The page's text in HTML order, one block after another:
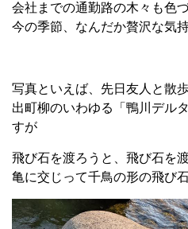
会社までの通勤路の木々も色づ
今の季節、なんだか贅沢な気
写真といえば、先日友人と散
出町柳のいわゆる「鴨川デル
すが
飛び石を渡ろうと、飛び石を
亀に交じって千鳥の形の飛び石